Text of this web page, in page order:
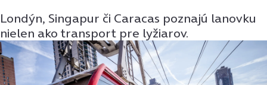
Londýn, Singapur či Caracas poznajú lanovku
nielen ako transport pre lyžiarov.